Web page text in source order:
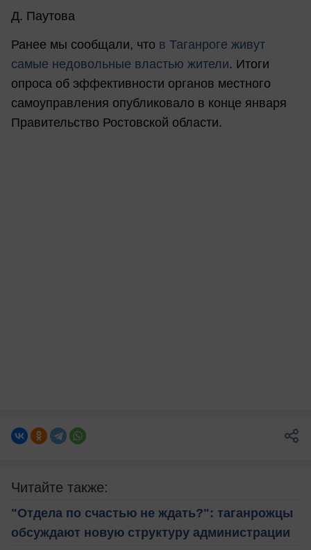
Д. Паутова
Ранее мы сообщали, что в Таганроге живут
самые недовольные властью жители. Итоги
опроса об эффективности органов местного
самоуправления опубликовало в конце января
Правительство Ростовской области.
Читайте также:
"Отдела по счастью не ждать?": таганрожцы
обсуждают новую структуру администрации